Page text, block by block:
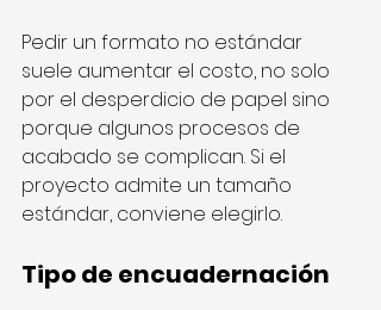
Pedir un formato no estándar
suele aumentar el costo, no solo
por el desperdicio de papel sino
porque algunos procesos de
acabado se complican. Si el
proyecto admite un tamaño
estándar, conviene elegirlo.
Tipo de encuadernación